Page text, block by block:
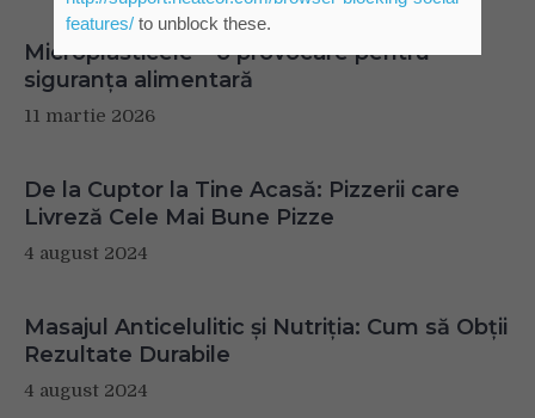
Microplasticele – o provocare pentru
siguranța alimentară
11 martie 2026
De la Cuptor la Tine Acasă: Pizzerii care
Livreză Cele Mai Bune Pizze
4 august 2024
Masajul Anticelulitic și Nutriția: Cum să Obții
Rezultate Durabile
4 august 2024
features/to unblock these.